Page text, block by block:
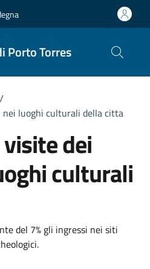
Porto Torres
/
luoghi culturali della citta
dei
culturali
del 7% gli ingressi nei siti